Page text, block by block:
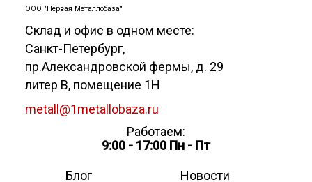
ООО "Первая Металлобаза"
Склад и офис в одном месте:
Санкт-Петербург,
пр.Александровской фермы, д. 29
литер В, помещение 1Н
metall@1metallobaza.ru
Работаем:
9:00 - 17:00 Пн - Пт
Блог Новости